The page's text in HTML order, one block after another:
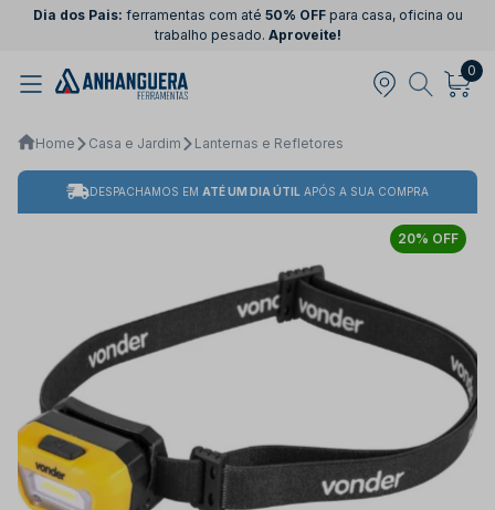
Dia dos Pais: ferramentas com até 50% OFFpara casa, oficina ou
trabalho pesado. Aproveite!
0
Home Casa e Jardim Lanternas e Refletores
DESPACHAMOS EM ATÉ UM DIA ÚTIL APÓS A SUA COMPRA
20% OFF